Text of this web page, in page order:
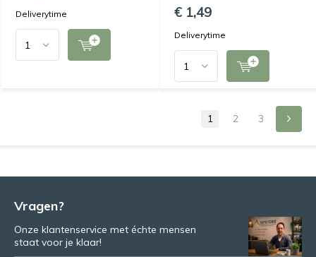
Deliverytime € 1,49
Deliverytime
1 2 3
Vragen?
Onze klantenservice met échte mensen
staat voor je klaar!